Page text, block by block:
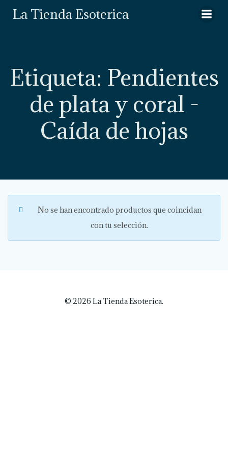
al
La Tienda Esoterica
Etiqueta: Pendientes
de plata y coral -
Caída de hojas
No se han encontrado productos que coincidan
con tu selección.
© 2026 La Tienda Esoterica.